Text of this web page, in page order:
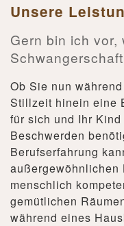
Unsere
Gern bin ich vor,
Ob Sie nun
Stillzeit hinein eine
für sich und Ihr
Beschwerden
Berufserfahrung
außergewöhnlichen
menschlich
gemütlichen
während eines